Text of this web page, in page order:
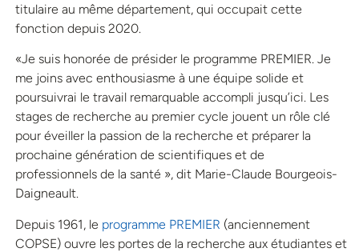
titulaire au même département, qui occupait cette
fonction depuis 2020.
«Je suis honorée de présider le programme PREMIER. Je
me joins avec enthousiasme à une équipe solide et
poursuivrai le travail remarquable accompli jusqu’ici. Les
stages de recherche au premier cycle jouent un rôle clé
pour éveiller la passion de la recherche et préparer la
prochaine génération de scientifiques et de
professionnels de la santé », dit Marie-Claude Bourgeois-
Daigneault.
Depuis 1961, le programme PREMIER (anciennement
COPSE) ouvre les portes de la recherche aux étudiantes et